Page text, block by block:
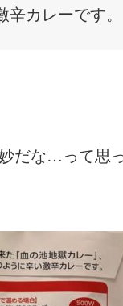
カレーです。
だな…って思